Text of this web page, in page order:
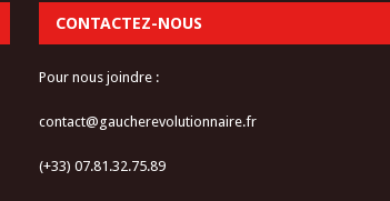
CONTACTEZ-NOUS
Pour nous joindre :
contact@gaucherevolutionnaire.fr
(+33) 07.81.32.75.89